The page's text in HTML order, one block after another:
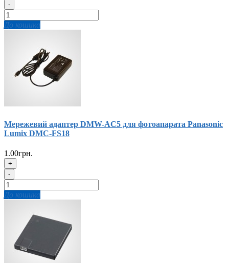
-
До кошика
Мережевий адаптер DMW-AC5 для фотоапарата Panasonic
Lumix DMC-FS18
1.00грн.
+
-
До кошика